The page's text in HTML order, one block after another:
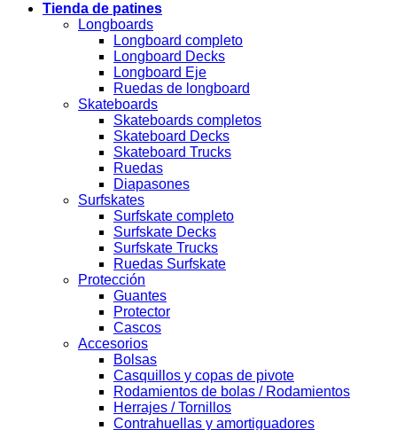
Tienda de patines
Longboards
Longboard completo
Longboard Decks
Longboard Eje
Ruedas de longboard
Skateboards
Skateboards completos
Skateboard Decks
Skateboard Trucks
Ruedas
Diapasones
Surfskates
Surfskate completo
Surfskate Decks
Surfskate Trucks
Ruedas Surfskate
Protección
Guantes
Protector
Cascos
Accesorios
Bolsas
Casquillos y copas de pivote
Rodamientos de bolas / Rodamientos
Herrajes / Tornillos
Contrahuellas y amortiguadores